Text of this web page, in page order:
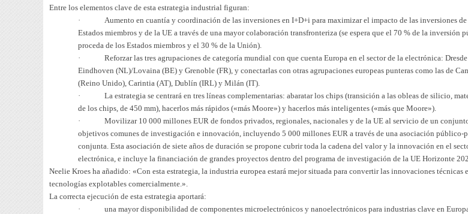
Entre los elementos clave de esta estrategia industrial figuran:
·
Aumento en cuantía y coordinación de las inversiones en I+D+i para maximizar el impacto de las inversiones
Estados miembros y de la UE a través de una mayor colaboración transfronteriza (se espera que el 70 % de la inversión
proceda de los Estados miembros y el 30 % de la Unión).
·
Reforzar las tres agrupaciones de categoría mundial con que cuenta Europa en el sector de la electrónica:
Eindhoven (NL)/Lovaina (BE) y Grenoble (FR), y conectarlas con otras agrupaciones europeas punteras como las de
(Reino Unido), Carintia (AT), Dublín (IRL) y Milán (IT).
·
La estrategia se centrará en tres líneas complementarias: abaratar los chips (transición a las obleas de silicio,
de los chips, de 450 mm), hacerlos más rápidos («más Moore») y hacerlos más inteligentes («más que Moore»).
·
Movilizar 10 000 millones EUR de fondos privados, regionales, nacionales y de la UE al servicio de un
objetivos comunes de investigación e innovación, incluyendo 5 000 millones EUR a través de una asociación público-
conjunta. Esta asociación de siete años de duración se propone cubrir toda la cadena del valor y la innovación en el
electrónica, e incluye la financiación de grandes proyectos dentro del programa de investigación de la UE Horizonte
Neelie Kroes ha añadido:«Con esta estrategia, la industria europea estará mejor situada para convertir las innovaciones técnicas
tecnologías explotables comercialmente.».
La correcta ejecución de esta estrategia aportará:
·
una mayor disponibilidad de componentes microelectrónicos y nanoelectrónicos para industrias clave en